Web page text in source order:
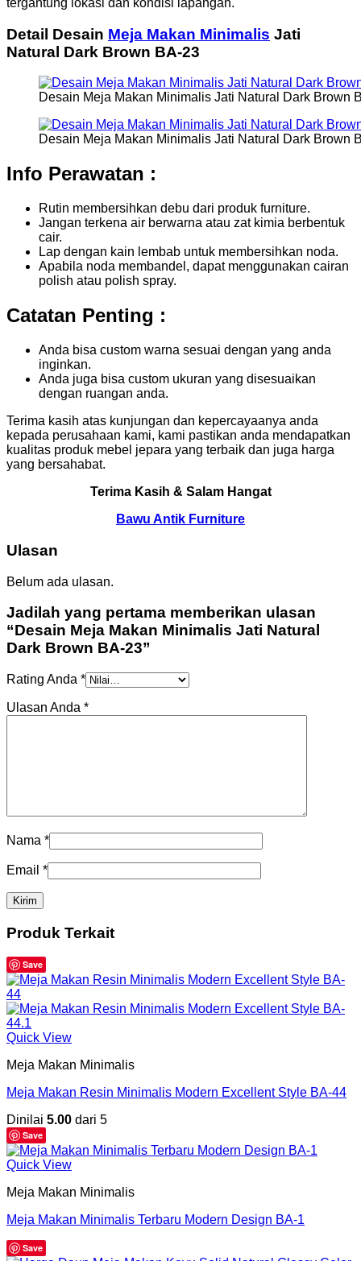
tergantung lokasi dan kondisi lapangan.
Detail Desain Meja Makan Minimalis Jati
Natural Dark Brown BA-23
Desain Meja Makan Minimalis Jati Natural Dark Brown
Desain Meja Makan Minimalis Jati Natural Dark Brown
Info Perawatan :
Rutin membersihkan debu dari produk furniture.
Jangan terkena air berwarna atau zat kimia berbentuk
cair.
Lap dengan kain lembab untuk membersihkan noda.
Apabila noda membandel, dapat menggunakan cairan
polish atau polish spray.
Catatan Penting :
Anda bisa custom warna sesuai dengan yang anda
inginkan.
Anda juga bisa custom ukuran yang disesuaikan
dengan ruangan anda.
Terima kasih atas kunjungan dan kepercayaanya anda
kepada perusahaan kami, kami pastikan anda mendapatkan
kualitas produk mebel jepara yang terbaik dan juga harga
yang bersahabat.
Terima Kasih & Salam Hangat
Bawu Antik Furniture
Ulasan
Belum ada ulasan.
Jadilah yang pertama memberikan ulasan
“Desain Meja Makan Minimalis Jati Natural
Dark Brown BA-23”
Rating Anda *
Ulasan Anda *
Nama *
Email *
Produk Terkait
Save
Quick View
Meja Makan Minimalis
Meja Makan Resin Minimalis Modern Excellent Style BA-44
Dinilai 5.00 dari 5
Save
Quick View
Meja Makan Minimalis
Meja Makan Minimalis Terbaru Modern Design BA-1
Save